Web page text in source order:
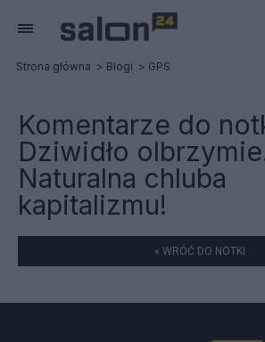
Strona główna Blogi GPS
Komentarze do
Dziwidło
Naturalna chluba
kapitalizmu!
« WRÓĆ DO NOTKI